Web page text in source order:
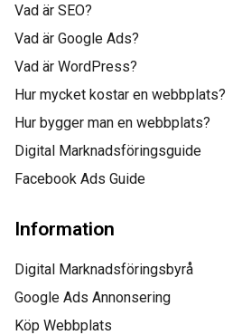
Vad är SEO?
Vad är Google Ads?
Vad är WordPress?
Hur mycket kostar en webbplats?
Hur bygger man en webbplats?
Digital Marknadsföringsguide
Facebook Ads Guide
Information
Digital Marknadsföringsbyrå
Google Ads Annonsering
Köp Webbplats